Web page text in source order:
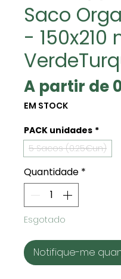
Saco
- 150x210
A partir de
EM STOCK
PACK unidades *
5 Sacos (0.25€un)
Quantidade *
Esgotado
Notifique-me